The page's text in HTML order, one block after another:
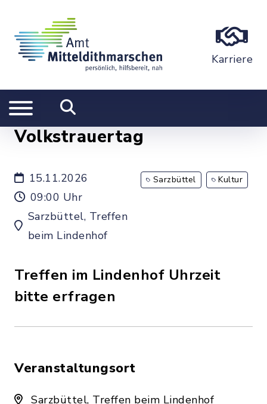
Karriere
Volkstrauertag
15.11.2026
09:00 Uhr
Sarzbüttel, Treffen
beim Lindenhof
Sarzbüttel Kultur
Treffen im Lindenhof Uhrzeit
bitte erfragen
Veranstaltungsort
Sarzbüttel, Treffen beim Lindenhof